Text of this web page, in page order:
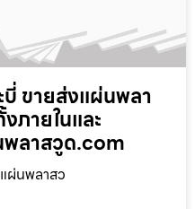
ขายส่งแผ่นพลา
ภายในและ
ลาสวูด.com
ผ่นพลาสว